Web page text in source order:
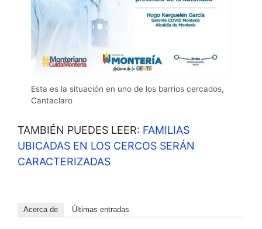
Esta es la situación en uno de los barrios cercados,
Cantaclaro
TAMBIÉN PUEDES LEER: FAMILIAS
UBICADAS EN LOS CERCOS SERÁN
CARACTERIZADAS
Acerca de Últimas entradas